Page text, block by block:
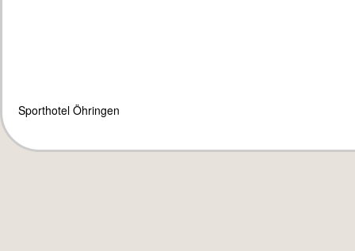
Sporthotel Öhringen